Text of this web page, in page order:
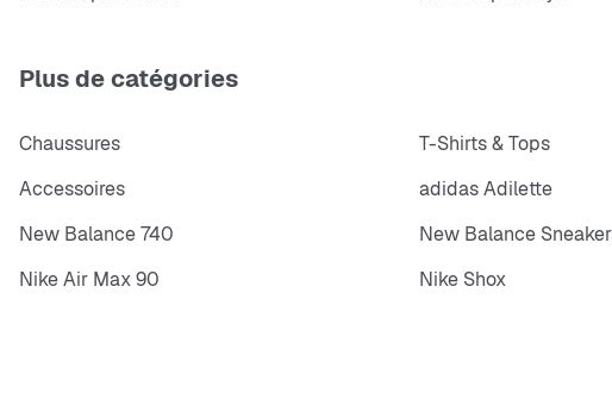
Plus de catégories
Chaussures T-Shirts & Tops
Accessoires
adidas Adilette
New Balance 740
New Balance
Nike Air Max 90
Nike Shox